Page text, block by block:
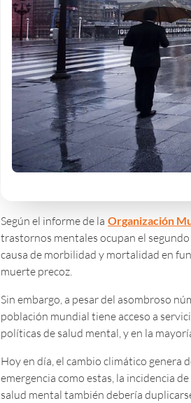
Según el informe de la Organización
trastornos mentales ocupan el
causa de morbilidad y mortalidad en
muerte precoz.
Sin embargo, a pesar del asombroso
población mundial tiene acceso a
políticas de salud mental, y en la
Hoy en día, el cambio climático genera
emergencia como estas, la incidencia
salud mental también debería